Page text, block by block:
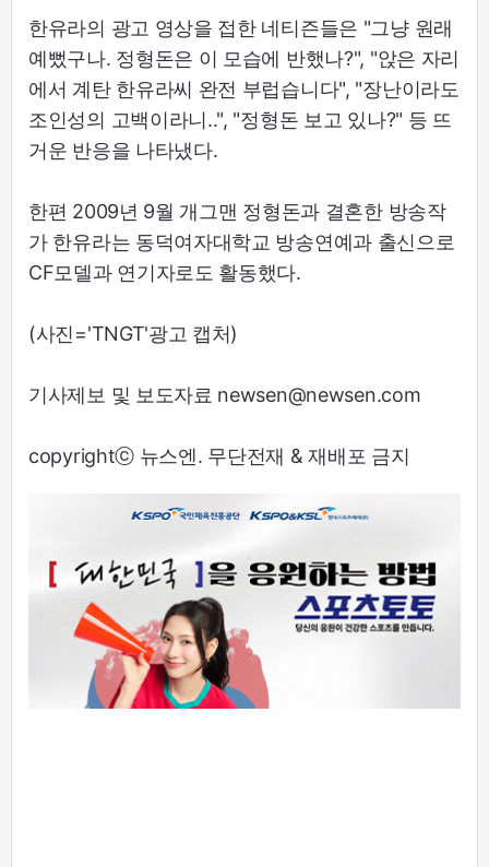
한유라의 광고 영상을 접한 네티즌들은 "그냥 원래
예뻤구나. 정형돈은 이 모습에 반했나?", "앉은 자리
에서 계탄 한유라씨 완전 부럽습니다", "장난이라도
조인성의 고백이라니..", "정형돈 보고 있나?" 등 뜨
거운 반응을 나타냈다.
한편 2009년 9월 개그맨 정형돈과 결혼한 방송작
가 한유라는 동덕여자대학교 방송연예과 출신으로
CF모델과 연기자로도 활동했다.
(사진='TNGT'광고 캡처)
기사제보 및 보도자료 newsen@newsen.com
copyrightⓒ 뉴스엔. 무단전재 & 재배포 금지